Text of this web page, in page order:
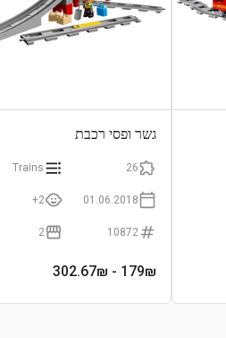
גשר ופסי רכבת
26
Trains
01.06.2018
2+
10872
2
179₪
- 302.67₪